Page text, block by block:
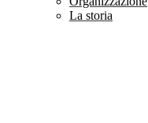
La storia